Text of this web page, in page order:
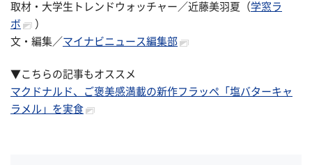
取材・大学生トレンドウォッチャー／近藤美羽夏（ 学窓ラ
ボ
）
文・編集／ マイナビニュース編集部
▼こちらの記事もオススメ
マクドナルド、ご褒美感満載の新作フラッペ「塩バターキャ
ラメル」を実食